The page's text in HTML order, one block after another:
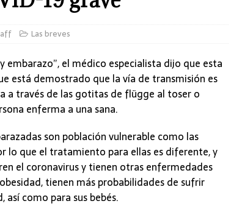
Las breves
embarazo”, el médico especialista dijo que esta
está demostrado que la vía de transmisión es
a través de las gotitas de flügge al toser o
enferma a una sana.
son población vulnerable como las
lo que el tratamiento para ellas es diferente, y
el coronavirus y tienen otras enfermedades
tienen más probabilidades de sufrir
así como para sus bebés.